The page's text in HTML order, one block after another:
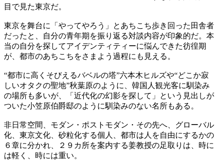
目で見た東京だ。
東京を舞台に「やってやろう」とあちこち歩き回った田舎者
だったと、自分の青年期を振り返る対談内容が印象的だ。本
当の自分を探してアイデンティティーに悩んできた彷徨期
が、都市のあちこちをさまよう過程にも見える。
“都市に高くそびえるバベルの塔”六本木ヒルズや“どこか寂
しいオタクの聖地”秋葉原のように、韓国人観光客に馴染み
の場所も多いが、「近代化の幻影を探して」という見出しが
ついた小笠原伯爵邸のように馴染みのない名所もある。
非日常空間、モダン・ポストモダン・その先へ、グローバル
化、東京文化、砂粒化する個人、都市は人を自由にするかの
６章に分かれ、２９カ所を案内する姜教授の足取りは、時に
は軽く、時には重い。